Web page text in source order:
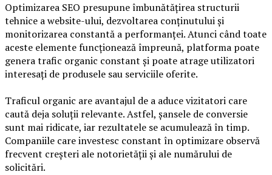
Optimizarea SEO presupune îmbunătățirea structurii
tehnice a website-ului, dezvoltarea conținutului și
monitorizarea constantă a performanței. Atunci când toate
aceste elemente funcționează împreună, platforma poate
genera trafic organic constant și poate atrage utilizatori
interesați de produsele sau serviciile oferite.
Traficul organic are avantajul de a aduce vizitatori care
caută deja soluții relevante. Astfel, șansele de conversie
sunt mai ridicate, iar rezultatele se acumulează în timp.
Companiile care investesc constant în optimizare observă
frecvent creșteri ale notorietății și ale numărului de
solicitări.